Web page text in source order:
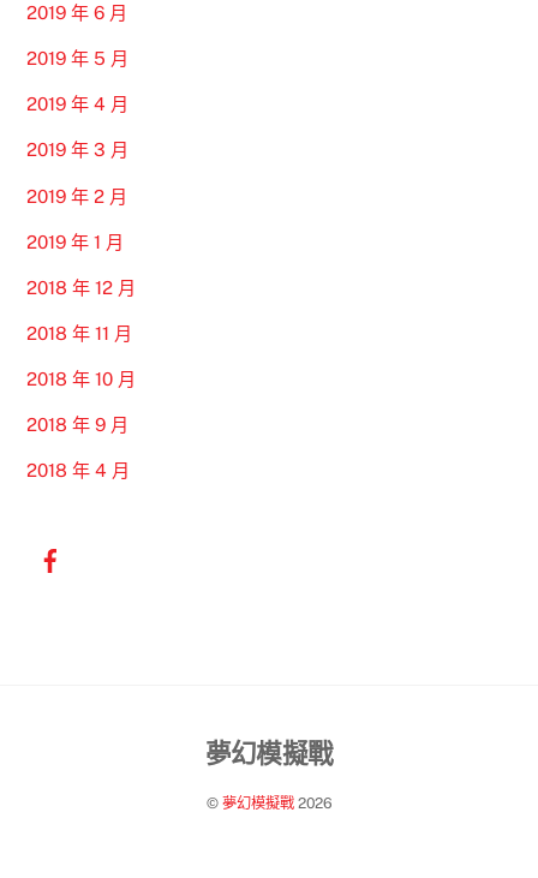
2019 年 6 月
2019 年 5 月
2019 年 4 月
2019 年 3 月
2019 年 2 月
2019 年 1 月
2018 年 12 月
2018 年 11 月
2018 年 10 月
2018 年 9 月
2018 年 4 月
Back
Top
夢幻模擬戰
© 夢幻模擬戰2026